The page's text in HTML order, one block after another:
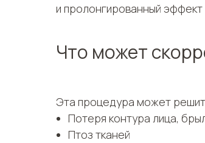
и пролонгированный
Что может
Эта процедура может
Потеря контура лица,
Птоз тканей